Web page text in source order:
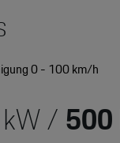
0 - 100 km/h
kW /500